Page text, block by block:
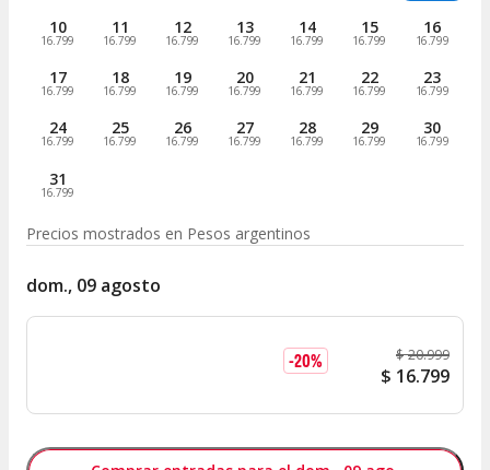
10
16.799
11
16.799
12
16.799
13
16.799
14
16.799
15
16.799
16
16.799
17
16.799
18
16.799
19
16.799
20
16.799
21
16.799
22
16.799
23
16.799
24
16.799
25
16.799
26
16.799
27
16.799
28
16.799
29
16.799
30
16.799
31
16.799
Precios mostrados en Pesos argentinos
dom., 09 agosto
-20% $ 20.999
$ 16.799